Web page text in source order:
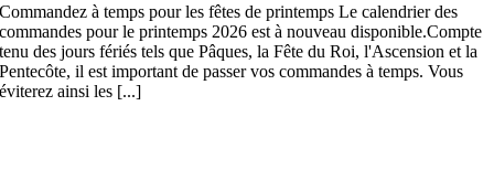
Commandez à temps pour les fêtes de printemps Le calendrier des
commandes pour le printemps 2026 est à nouveau disponible.Compte
tenu des jours fériés tels que Pâques, la Fête du Roi, l'Ascension et la
Pentecôte, il est important de passer vos commandes à temps. Vous
éviterez ainsi les [...]